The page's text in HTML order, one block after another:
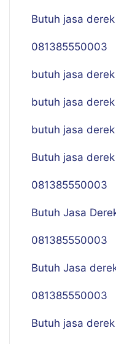
Butuh jasa
081385550003
butuh jasa
butuh jasa
butuh jasa
Butuh jasa
081385550003
Butuh Jasa
081385550003
Butuh Jasa
081385550003
Butuh jasa